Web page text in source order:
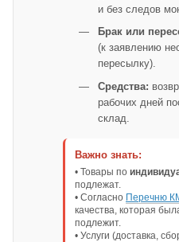
и без следов
Брак или
(к заявлению
пересылку).
Средства:
рабочих дней
склад.
Важно знать:
• Товары по
подлежат.
• Согласно Перечню
качества, которая
подлежит.
• Услуги (доставка,